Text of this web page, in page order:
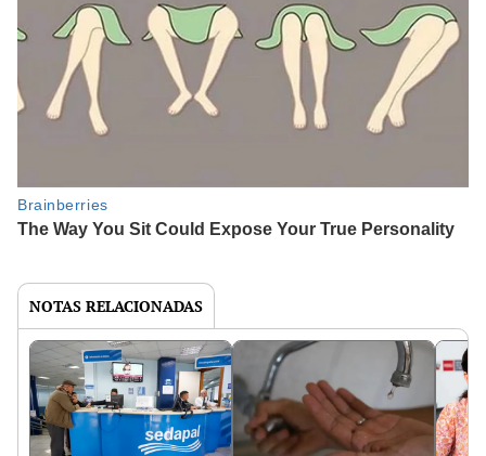
NOTAS RELACIONADAS